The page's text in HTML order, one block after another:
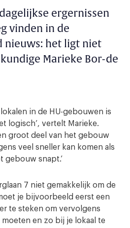
ergernissen
vinden in de
nieuws: het ligt niet
Marieke Bor-de
lokalen in de HU-gebouwen is
logisch’, vertelt Marieke.
groot deel van het gebouw
veel sneller kan komen als
gebouw snapt.’
7 niet gemakkelijk om de
je bijvoorbeeld eerst een
te steken om vervolgens
en zo bij je lokaal te